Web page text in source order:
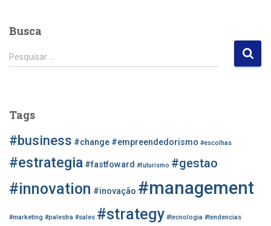
Busca
P
e
a
r
o
Pesquisar …
Tags
#business #change #empreendedorismo #escolhas
#estrategia #fastfoward #futurismo #gestao
#innovation #inovação #management
#marketing #palestra #sales #strategy #tecnologia #tendencias